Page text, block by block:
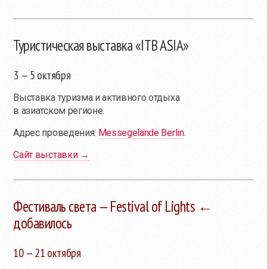
Туристическая выставка «ITB ASIA»
3 — 5 октября
Выставка туризма и активного отдыха
в азиатском регионе.
Адрес проведения: Messegelände Berlin.
Сайт выставки →
Фестиваль света — Festival of Lights ←
добавилось
10 — 21 октября